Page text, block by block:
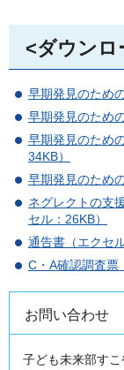
<ダウンロ
早期発見のため
早期発見のため
早期発見のため
34KB）
早期発見のため
ネグレクトの支
セル：26KB）
通告書（エクセ
C・A確認調査票
お問い合わせ
子ども未来部す